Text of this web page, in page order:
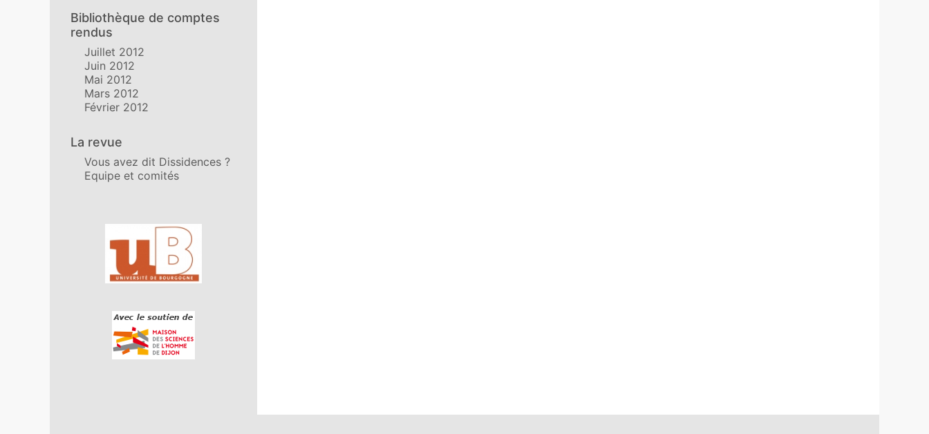
Bibliothèque de comptes
rendus
Juillet 2012
Juin 2012
Mai 2012
Mars 2012
Février 2012
La revue
Vous avez dit Dissidences ?
Equipe et comités
Affiliations/partenaires